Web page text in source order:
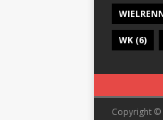
WK (6)
Copyright ©